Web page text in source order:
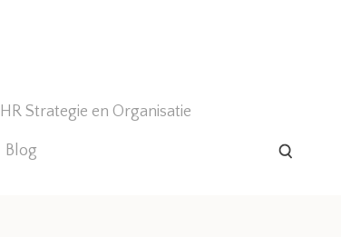
HR Strategie en Organisatie
Blog